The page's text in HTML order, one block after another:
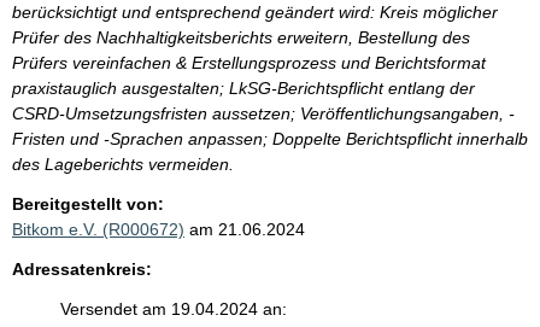
berücksichtigt und entsprechend geändert wird: Kreis möglicher
Prüfer des Nachhaltigkeitsberichts erweitern, Bestellung des
Prüfers vereinfachen & Erstellungsprozess und Berichtsformat
praxistauglich ausgestalten; LkSG-Berichtspflicht entlang der
CSRD-Umsetzungsfristen aussetzen; Veröffentlichungsangaben, -
Fristen und -Sprachen anpassen; Doppelte Berichtspflicht innerhalb
des Lageberichts vermeiden.
Bereitgestellt von:
Bitkom e.V. (R000672) am 21.06.2024
Adressatenkreis:
Versendet am 19.04.2024 an: